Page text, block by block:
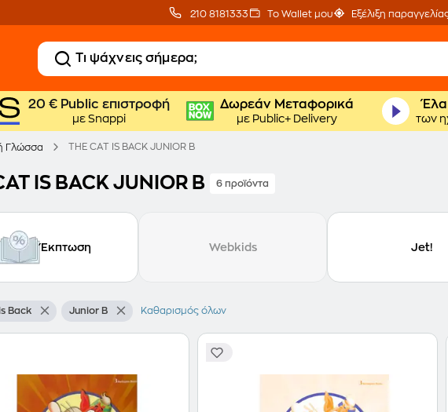
210 8181333 Το Wallet μου Εξέλιξη
20 € Public επιστροφή
με Snappi
Δωρεάν Μεταφορικά
με Public+ Delivery των
Γλώσσα THE CAT IS BACK JUNIOR B
IS BACK JUNIOR B 6 προϊόντα
Έκπτωση Webkids Jet!
Back Junior B Καθαρισμός όλων